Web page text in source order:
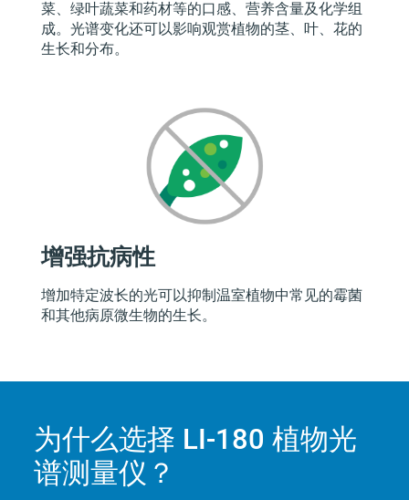
菜、绿叶蔬菜和药材等的口感、营养含量及化学组
成。光谱变化还可以影响观赏植物的茎、叶、花的
生长和分布。
增强抗病性
增加特定波长的光可以抑制温室植物中常见的霉菌
和其他病原微生物的生长。
为什么选择 LI-180 植物光
谱测量仪？